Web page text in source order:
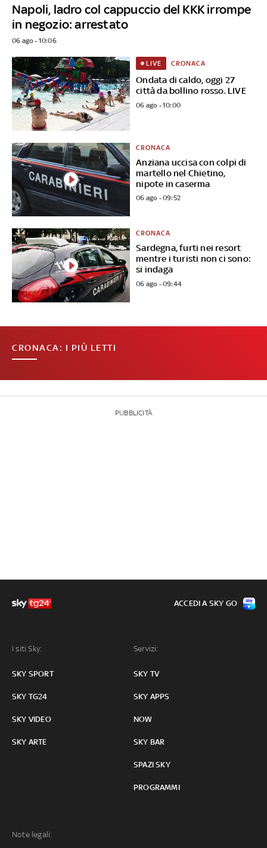
Napoli, ladro col cappuccio del KKK irrompe
in negozio: arrestato
06 ago - 10:06
Ondata di caldo, oggi 27
città da bollino rosso. LIVE
LIVE CRONACA
06 ago - 10:00
Anziana uccisa con colpi di
martello nel Chietino,
nipote in caserma
CRONACA
06 ago - 09:52
Sardegna, furti nei resort
mentre i turisti non ci sono:
si indaga
CRONACA
06 ago - 09:44
CRONACA: I PIÙ LETTI
PUBBLICITÀ
I siti Sky:
SKY SPORT
SKY TG24
SKY VIDEO
SKY ARTE
Servizi:
SKY TV
SKY APPS
NOW
SKY BAR
SPAZI SKY
PROGRAMMI
Note legali:
ACCEDI A SKY GO